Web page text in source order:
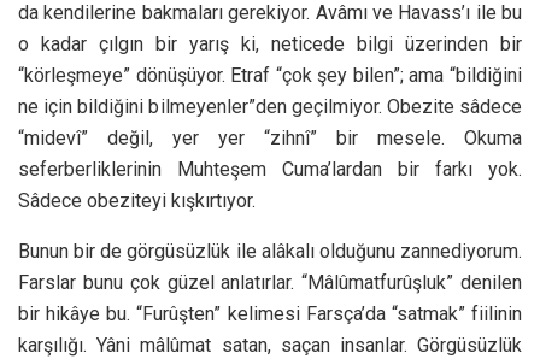
da kendilerine bakmaları gerekiyor. Avâmı ve Havass’ı ile bu
o kadar çılgın bir yarış ki, neticede bilgi üzerinden bir
“körleşmeye” dönüşüyor. Etraf “çok şey bilen”; ama “bildiğini
ne için bildiğini bilmeyenler”den geçilmiyor. Obezite sâdece
“midevî” değil, yer yer “zihnî” bir mesele. Okuma
seferberliklerinin Muhteşem Cuma’lardan bir farkı yok.
Sâdece obeziteyi kışkırtıyor.
Bunun bir de görgüsüzlük ile alâkalı olduğunu zannediyorum.
Farslar bunu çok güzel anlatırlar. “Mâlûmatfurûşluk” denilen
bir hikâye bu. “Furûşten” kelimesi Farsça’da “satmak” fiilinin
karşılığı. Yâni mâlûmat satan, saçan insanlar. Görgüsüzlük